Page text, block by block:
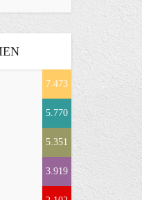
7.473
5.770
5.351
3.919